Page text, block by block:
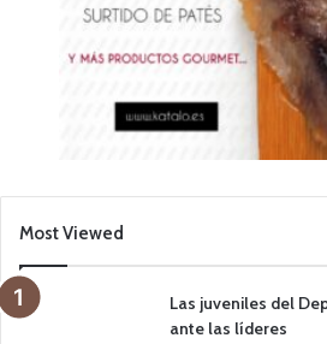
Most Viewed
Las juveniles del
ante las líderes